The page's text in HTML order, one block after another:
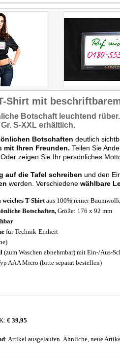
Shirt mit
Botschaft leuchtend rüber.
S-XXL erhältlich.
Botschaften deutlich
mit Ihren Freunden. Teilen Sie
zeigen Sie Ihr persönliches
auf die Tafel schreiben und den
werden. Verschiedene wählbare
weiches T-Shirtaus 100% reiner
Botschaften, Größe: 176 x 92 mm
für Technik-Einheit
(zum Waschen abnehmbar) mit Ein-/Aus-
AAA Micro (bitte separat bestellen)
€ 39,95
: Artikel ausgelaufen. Ähnliche, neue